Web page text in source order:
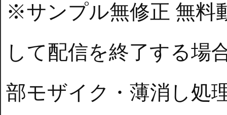
※サンプル無修正 無料
して配信を終了する
部モザイク・薄消し処